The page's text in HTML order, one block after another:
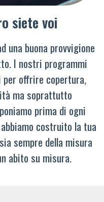
siete voi
una buona provvigione
I nostri programmi
offrire copertura,
ma soprattutto
prima di ogni
costruito la tua
sempre della misura
abito su misura.